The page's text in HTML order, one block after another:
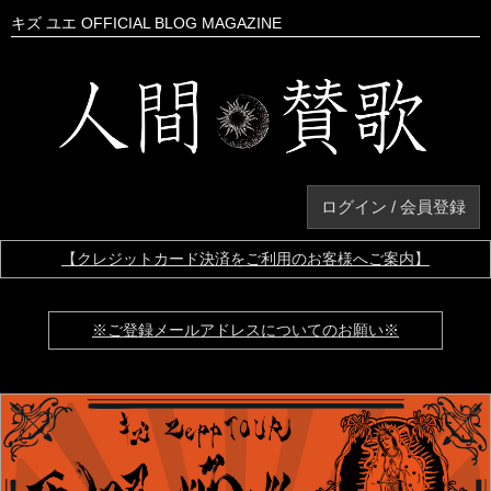
キズ ユエ OFFICIAL BLOG MAGAZINE
ログイン / 会員登録
【クレジットカード決済をご利用のお客様へご案内】
※ご登録メールアドレスについてのお願い※